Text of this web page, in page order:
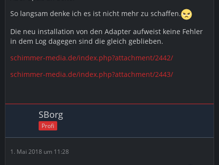
So langsam denke ich es ist nicht mehr zu schaffen.
Die neu installation von den Adapter aufweist keine Fehler
in dem Log dagegen sind die gleich geblieben.
schimmer-media.de/index.php?attachment/2442/
schimmer-media.de/index.php?attachment/2443/
SBorg
Profi
1. Mai 2018 um 11:28